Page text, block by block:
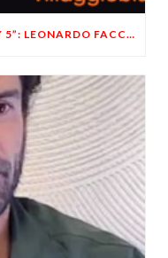
VILLAGGIO BITCOIN, “OPEN DAY 5”: LEONARDO FACCO OSPITE A BRESCIA